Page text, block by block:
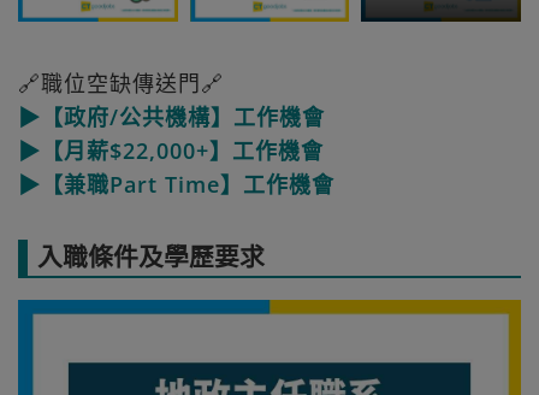
🔗職位空缺傳送門🔗
▶【政府/公共機構】工作機會
▶【月薪$22,000+】工作機會
▶【兼職Part Time】工作機會
入職條件及學歷要求